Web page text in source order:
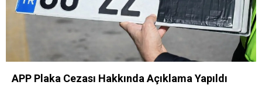
APP Plaka Cezası Hakkında Açıklama Yapıldı